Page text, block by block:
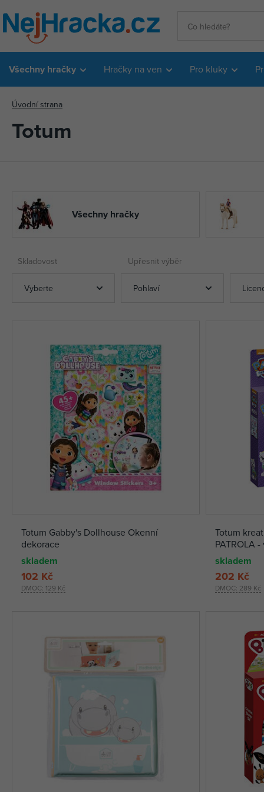
Všechny hračky Hračky na ven Pro kluky
Úvodní strana
Totum
Všechny hračky
Skladovost Upřesnit výběr
Vyberte Pohlaví
Totum Gabby's Dollhouse Okenní
dekorace
skladem
DMOC: 129 Kč
102 Kč
Totum
PATROLA
skladem
DMOC: 289 Kč
202 Kč